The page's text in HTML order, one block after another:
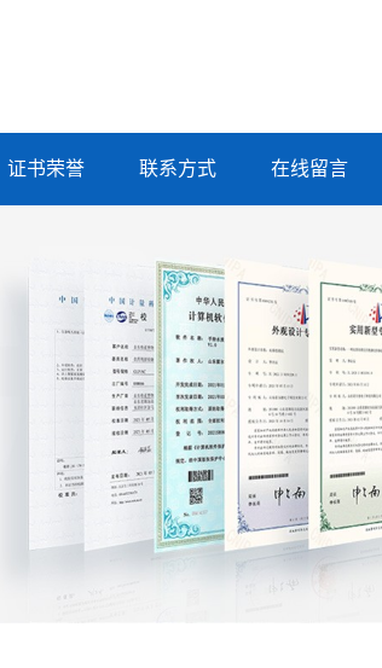
证书荣誉 联系方式 在线留言